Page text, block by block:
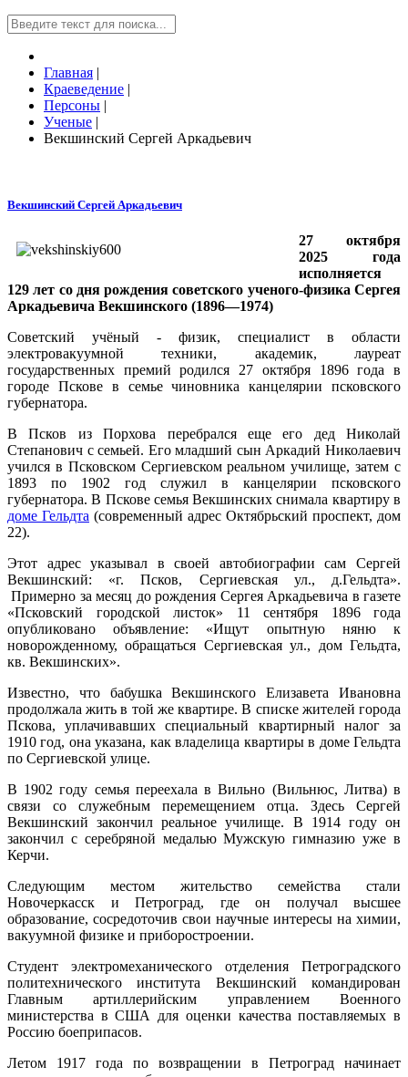
Главная |
Краеведение |
Персоны |
Ученые |
Векшинский Сергей Аркадьевич
Векшинский Сергей Аркадьевич
27 октября
2025 года
исполняется
129 лет со дня рождения советского ученого-физика Сергея
Аркадьевича Векшинского (1896—1974)
Советский учёный - физик, специалист в области
электровакуумной техники, академик, лауреат
государственных премий родился 27 октября 1896 года в
городе Пскове в семье чиновника канцелярии псковского
губернатора.
В Псков из Порхова перебрался еще его дед Николай
Степанович с семьей. Его младший сын Аркадий Николаевич
учился в Псковском Сергиевском реальном училище, затем с
1893 по 1902 год служил в канцелярии псковского
губернатора. В Пскове семья Векшинских снимала квартиру в
доме Гельдта (современный адрес Октябрьский проспект, дом
22).
Этот адрес указывал в своей автобиографии сам Сергей
Векшинский: «г. Псков, Сергиевская ул., д.Гельдта».
Примерно за месяц до рождения Сергея Аркадьевича в газете
«Псковский городской листок» 11 сентября 1896 года
опубликовано объявление: «Ищут опытную няню к
новорожденному, обращаться Сергиевская ул., дом Гельдта,
кв. Векшинских».
Известно, что бабушка Векшинского Елизавета Ивановна
продолжала жить в той же квартире. В списке жителей города
Пскова, уплачивавших специальный квартирный налог за
1910 год, она указана, как владелица квартиры в доме Гельдта
по Сергиевской улице.
В 1902 году семья переехала в Вильно (Вильнюс, Литва) в
связи со служебным перемещением отца. Здесь Сергей
Векшинский закончил реальное училище. В 1914 году он
закончил с серебряной медалью Мужскую гимназию уже в
Керчи.
Следующим местом жительство семейства стали
Новочеркасск и Петроград, где он получал высшее
образование, сосредоточив свои научные интересы на химии,
вакуумной физике и приборостроении.
Студент электромеханического отделения Петроградского
политехнического института Векшинский командирован
Главным артиллерийским управлением Военного
министерства в США для оценки качества поставляемых в
Россию боеприпасов.
Летом 1917 года по возвращении в Петроград начинает